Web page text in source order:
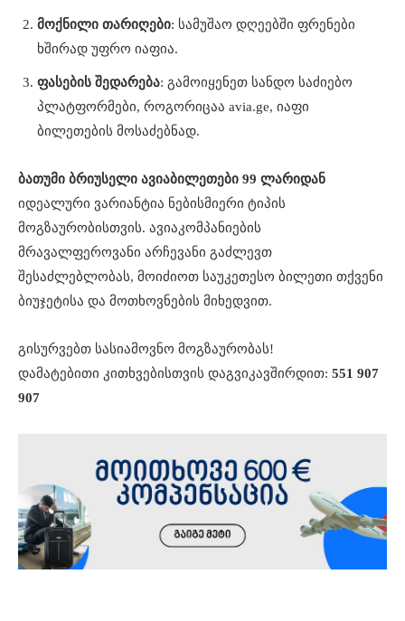
მოქნილი თარიღები: სამუშაო დღეებში ფრენები
ხშირად უფრო იაფია.
ფასების შედარება: გამოიყენეთ სანდო საძიებო
პლატფორმები, როგორიცაა avia.ge, იაფი
ბილეთების მოსაძებნად.
ბათუმი ბრიუსელი ავიაბილეთები 99 ლარიდან
იდეალური ვარიანტია ნებისმიერი ტიპის
მოგზაურობისთვის. ავიაკომპანიების
მრავალფეროვანი არჩევანი გაძლევთ
შესაძლებლობას, მოიძიოთ საუკეთესო ბილეთი თქვენი
ბიუჯეტისა და მოთხოვნების მიხედვით.
გისურვებთ სასიამოვნო მოგზაურობას!
დამატებითი კითხვებისთვის დაგვიკავშირდით: 551 907
907